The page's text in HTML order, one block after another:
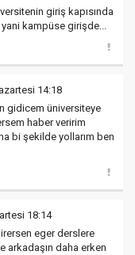
giriş kapısında
kampüse girişde...
14:18
gidicem üniversiteye
haber veririm
bi şekilde yollarım ben
18:14
eger derslere
arkadaşın daha erken